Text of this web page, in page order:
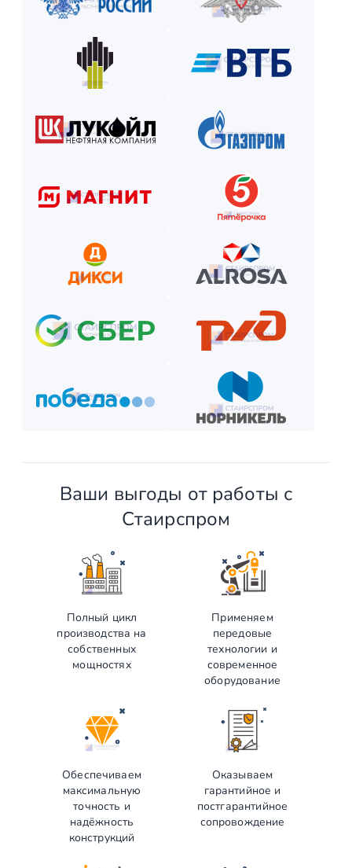
Закажите лестницу или ограждение с удобной схемой
Рассчитаем стоимость, подберём вариант расчёта и начнём
Как оплатить? Пошаговая инструкция
Оставьте заявку на сайте или по телефону.
Выберите способ оплаты из предложенных.
Внесите предоплату (если требуется).
Отслеживайте этапы производства и монтажа.
Оплатите остаток после приёмки —
и наслаждайтесь новой конструкцией!
Ваши выгоды от работы с
Стаирспром
Полный цикл
производства на
собственных
мощностях
Применяем
передовые
технологии и
современное
оборудование
Обеспечиваем
максимальную
точность и
надёжность
конструкций
Оказываем
гарантийное и
постгарантийное
сопровождение